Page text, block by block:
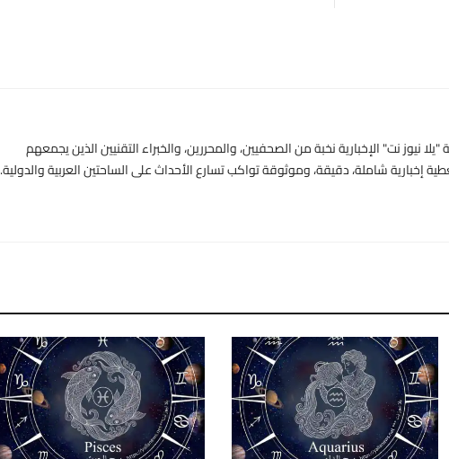
نيوز نت" الإخبارية نخبة من الصحفيين، والمحررين، والخبراء التقنيين الذين يجمعهم
إخبارية شاملة، دقيقة، وموثوقة تواكب تسارع الأحداث على الساحتين العربية والدولية.